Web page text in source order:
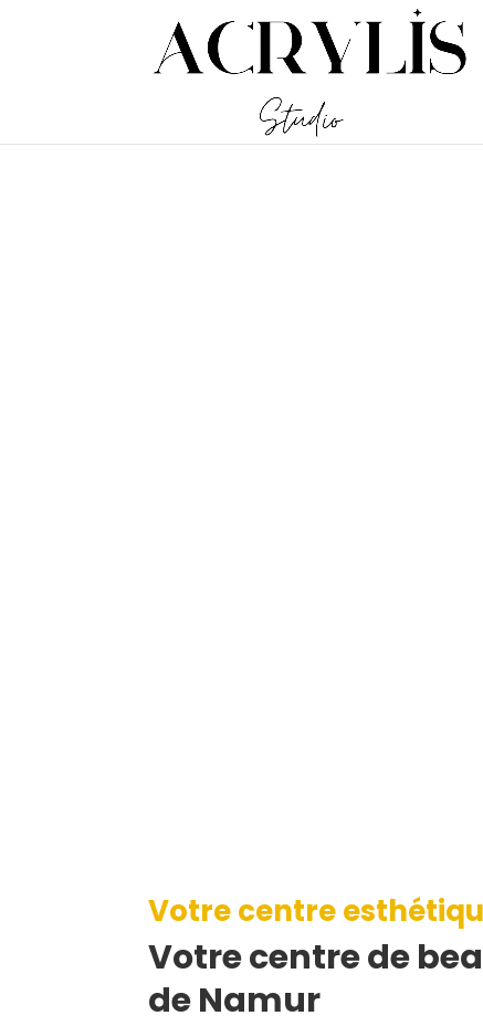
/** * Note: This file may contain artifacts of previous malicious
Votre centre
Votre centre de
de Namur